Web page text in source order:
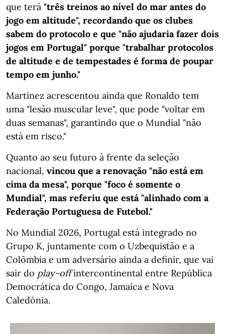
que terá "três treinos ao nível do mar antes do
jogo em altitude", recordando que os clubes
sabem do protocolo e que "não ajudaria fazer dois
jogos em Portugal" porque "trabalhar protocolos
de altitude e de tempestades é forma de poupar
tempo em junho."
Martínez acrescentou ainda que Ronaldo tem
uma "lesão muscular leve", que pode "voltar em
duas semanas", garantindo que o Mundial "não
está em risco."
Quanto ao seu futuro à frente da seleção
nacional, vincou que a renovação "não está em
cima da mesa", porque "foco é somente o
Mundial", mas referiu que está "alinhado com a
Federação Portuguesa de Futebol."
No Mundial 2026, Portugal está integrado no
Grupo K, juntamente com o Uzbequistão e a
Colômbia e um adversário ainda a definir, que vai
sair do play-offintercontinental entre República
Democrática do Congo, Jamaica e Nova
Caledónia.